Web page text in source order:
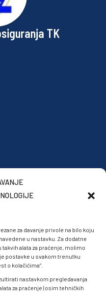
za davanje privole na bilo koju
u nastavku. Za dodatne
alata za praćenje, molimo
postavke u svakom trenutku
o kolačićima”.
nastavkom pregledavanja
za praćenje (osim tehničkih
TK